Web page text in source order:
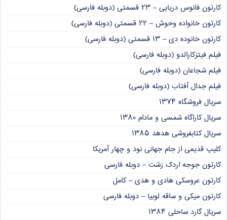
کارتون فانوس دریایی – ۲۳ قسمتی (دوبله فارسی)
کارتون خانواده وحوش – ۲۲ قسمتی (دوبله فارسی)
کارتون خانوده دی – ۱۳ قسمتی (دوبله فارسی)
فیلم فیتزکارالدو (دوبله فارسی)
فیلم شجاعان (دوبله فارسی)
فیلم جدال آفتاب (دوبله فارسی)
سریال فروشگاه ۱۳۷۴
سریال کاراگاه شمسی و مادام ۱۳۸۰
سریال کتابفروشی هدهد ۱۳۸۵
کلیپ قدیمی از جام جهانی نود و چهار آمریکا
کارتون جوجه اردک زشت – دوبله فارسی
کارتون عروسکی هادی و هدی – کامل
کارتون میکی و ساقه لوبیا – دوبله فارسی
سریال گارد ساحلی ۱۳۸۴